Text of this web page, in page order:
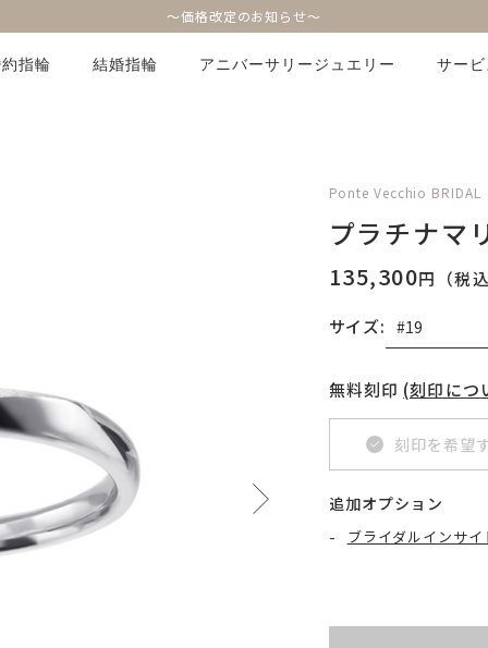
～価格改定のお知らせ～
指輪 結婚指輪 アニバーサリージュエリー サー
Ponte Vecchio BRIDAL
プラチナマ
135,300円（税
サイズ:
無料刻印 (刻印につ
刻印を希望
追加オプション
-
ブライダルインサ